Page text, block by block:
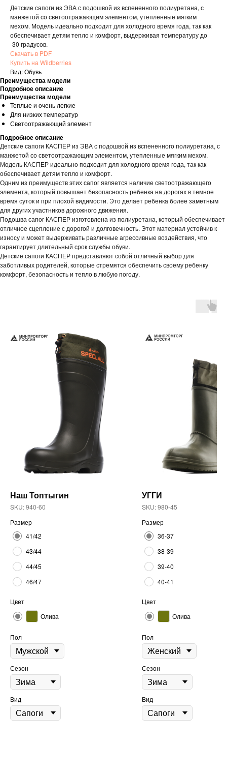
Детские сапоги из ЭВА с подошвой из вспененного полиуретана, с
манжетой со светоотражающим элементом, утепленные мягким
мехом. Модель идеально подходит для холодного время года, так как
обеспечивает детям тепло и комфорт, выдерживая температуру до
-30 градусов.
Скачать в PDF
Купить на Wildberries
Вид: Обувь
Преимущества модели
Подробное описание
Преимущества модели
Теплые и очень легкие
Для низких температур
Светоотражающий элемент
Подробное описание
Детские сапоги КАСПЕР из ЭВА с подошвой из вспененного полиуретана, с
манжетой со светоотражающим элементом, утепленные мягким мехом.
Модель КАСПЕР идеально подходит для холодного время года, так как
обеспечивает детям тепло и комфорт.
Одним из преимуществ этих сапог является наличие светоотражающего
элемента, который повышает безопасность ребенка на дорогах в темное
время суток и при плохой видимости. Это делает ребенка более заметным
для других участников дорожного движения.
Подошва сапог КАСПЕР изготовлена из полиуретана, который обеспечивает
отличное сцепление с дорогой и долговечность. Этот материал устойчив к
износу и может выдерживать различные агрессивные воздействия, что
гарантирует длительный срок службы обуви.
Детские сапоги КАСПЕР представляют собой отличный выбор для
заботливых родителей, которые стремятся обеспечить своему ребенку
комфорт, безопасность и тепло в любую погоду.
Наш Топтыгин
SKU:940-60
Размер
41/42
43/44
44/45
46/47
Цвет
Олива
Пол
Сезон
Вид
УГГИ
SKU:980-45
Размер
36-37
38-39
39-40
40-41
Цвет
Олива
Пол
Сезон
Вид